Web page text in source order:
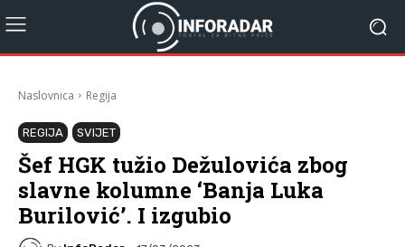
Naslovnica Regija
REGIJA SVIJET
Šef HGK tužio Dežulovića zbog
slavne kolumne ‘Banja Luka
Burilović’. I izgubio